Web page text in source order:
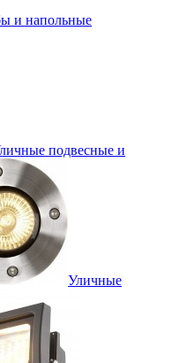
и напольные
подвесные и
Уличные